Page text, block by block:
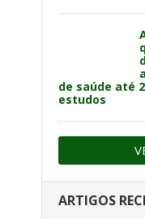
de saúde até
estudos
ARTIGOS